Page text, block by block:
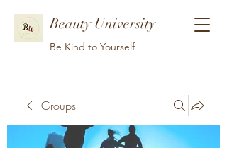
Beauty University
Be Kind to Yourself
Groups